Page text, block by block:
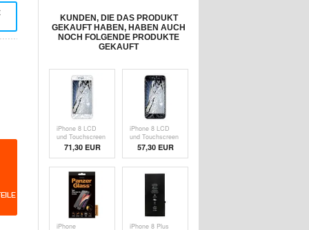
KUNDEN, DIE DAS PRODUKT
GEKAUFT HABEN, HABEN AUCH
NOCH FOLGENDE PRODUKTE
GEKAUFT
iPhone 8 LCD
und Touchscreen
Reparatur - Weiß
- Grad A
71,30 EUR
iPhone 8 LCD
und Touchscreen
Reparatur -
Schwarz -
Original-Qualität
57,30 EUR
iPhone
iPhone 8 Plus